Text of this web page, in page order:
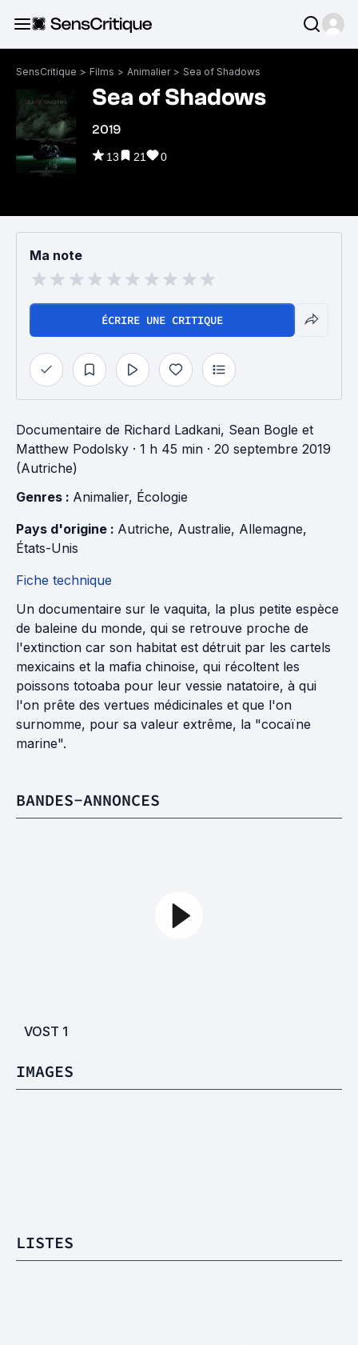
SensCritique > Films > Animalier > Sea of Shadows
Sea of Shadows
2019
13 21 0
Ma note
ÉCRIRE UNE CRITIQUE
Documentaire de Richard Ladkani, Sean Bogle et
Matthew Podolsky · 1 h 45 min · 20 septembre 2019
(Autriche)
Genres : Animalier, Écologie
Pays d'origine : Autriche, Australie, Allemagne,
États-Unis
Fiche technique
Un documentaire sur le vaquita, la plus petite espèce
de baleine du monde, qui se retrouve proche de
l'extinction car son habitat est détruit par les cartels
mexicains et la mafia chinoise, qui récoltent les
poissons totoaba pour leur vessie natatoire, à qui
l'on prête des vertues médicinales et que l'on
surnomme, pour sa valeur extrême, la "cocaïne
marine".
BANDES-ANNONCES
VOST 1
IMAGES
LISTES